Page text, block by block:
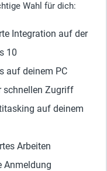
Wahl für dich:
Integration auf der
10
auf deinem PC
schnellen Zugriff
auf deinem
Arbeiten
Anmeldung